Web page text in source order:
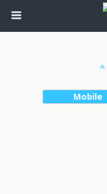
Mobile